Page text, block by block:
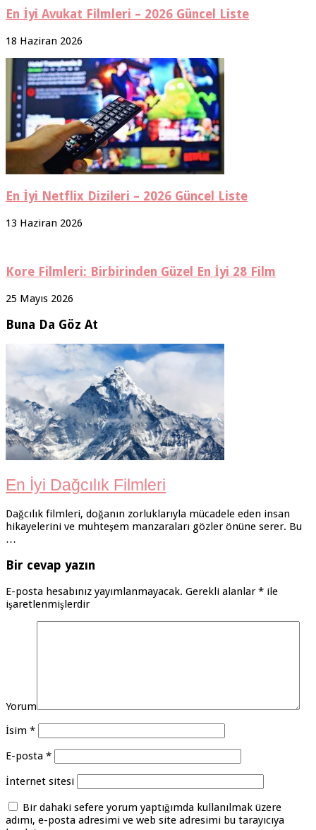
En İyi Avukat Filmleri – 2026 Güncel Liste
18 Haziran 2026
En İyi Netflix Dizileri – 2026 Güncel Liste
13 Haziran 2026
Kore Filmleri: Birbirinden Güzel En İyi 28 Film
25 Mayıs 2026
Buna Da Göz At
En İyi Dağcılık Filmleri
Dağcılık filmleri, doğanın zorluklarıyla mücadele eden insan
hikayelerini ve muhteşem manzaraları gözler önüne serer. Bu
…
Bir cevap yazın
E-posta hesabınız yayımlanmayacak. Gerekli alanlar* ile
işaretlenmişlerdir
Yorum
İsim *
E-posta *
İnternet sitesi
Bir dahaki sefere yorum yaptığımda kullanılmak üzere
adımı, e-posta adresimi ve web site adresimi bu tarayıcıya